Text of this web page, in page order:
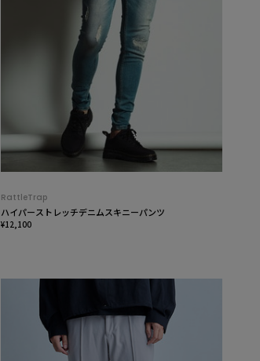
RattleTrap
ハイパーストレッチデニムスキニーパンツ
¥12,100